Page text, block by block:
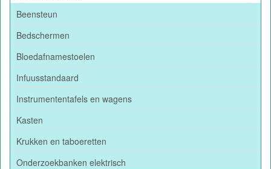
Beensteun
Bedschermen
Bloedafnamestoelen
Infuusstandaard
Instrumententafels en wagens
Kasten
Krukken en taboeretten
Onderzoekbanken elektrisch